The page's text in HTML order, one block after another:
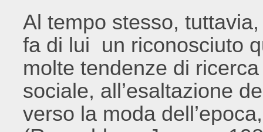
Al tempo stesso,
fa di lui un riconosciuto
molte tendenze di
sociale, all’esaltazione
verso la moda